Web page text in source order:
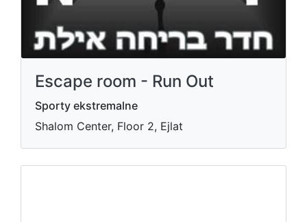
Escape room - Run Out
Sporty ekstremalne
Shalom Center, Floor 2, Ejlat